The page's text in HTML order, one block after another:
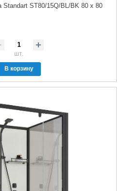
Standart ST80/15Q/BL/BK 80 x 80
шт.
В корзину